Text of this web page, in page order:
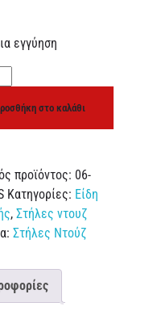
εγγύηση
στο καλάθι
προϊόντος: 06-
Κατηγορίες: Είδη
, Στήλες ντουζ
Στήλες Ντούζ